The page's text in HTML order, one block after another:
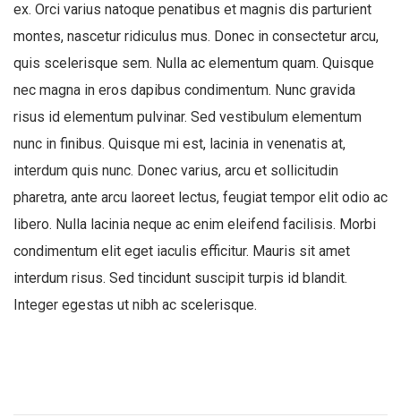
ex. Orci varius natoque penatibus et magnis dis parturient
montes, nascetur ridiculus mus. Donec in consectetur arcu,
quis scelerisque sem. Nulla ac elementum quam. Quisque
nec magna in eros dapibus condimentum. Nunc gravida
risus id elementum pulvinar. Sed vestibulum elementum
nunc in finibus. Quisque mi est, lacinia in venenatis at,
interdum quis nunc. Donec varius, arcu et sollicitudin
pharetra, ante arcu laoreet lectus, feugiat tempor elit odio ac
libero. Nulla lacinia neque ac enim eleifend facilisis. Morbi
condimentum elit eget iaculis efficitur. Mauris sit amet
interdum risus. Sed tincidunt suscipit turpis id blandit.
Integer egestas ut nibh ac scelerisque.